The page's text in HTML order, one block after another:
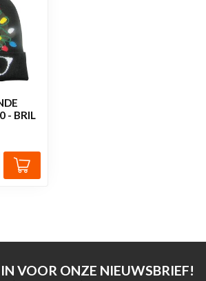
- BRIL
IN VOOR ONZE NIEUWSBRIEF!